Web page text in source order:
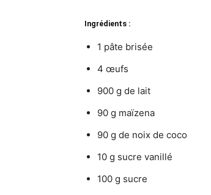
Ingrédients :
1 pâte brisée
4 œufs
900 g de lait
90 g maïzena
90 g de noix de coco
10 g sucre vanillé
100 g sucre